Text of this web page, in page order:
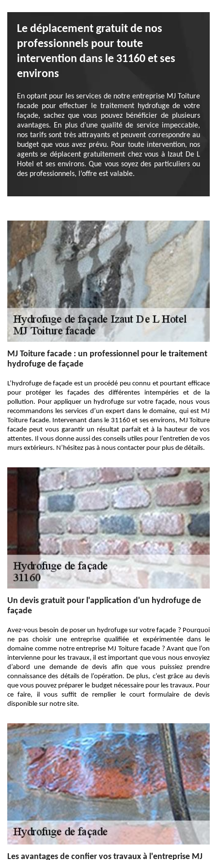
Le déplacement gratuit de nos
professionnels pour toute
intervention dans le 31160 et ses
environs
En optant pour les services de notre entreprise MJ Toiture
facade pour effectuer le traitement hydrofuge de votre
façade, sachez que vous pouvez bénéficier de plusieurs
avantages. En plus d’une qualité de service impeccable,
nos tarifs sont très attrayants et peuvent correspondre au
budget que vous avez prévu. Pour toute intervention, nos
agents se déplacent gratuitement chez vous à Izaut De L
Hotel et ses environs. Que vous soyez des particuliers ou
des professionnels, l’offre est valable.
MJ Toiture facade : un professionnel pour le traitement
hydrofuge de façade
L’hydrofuge de façade est un procédé peu connu et pourtant efficace
pour protéger les façades des différentes intempéries et de la
pollution. Pour appliquer un hydrofuge sur votre façade, nous vous
recommandons les services d’un expert dans le domaine, qui est MJ
Toiture facade. Intervenant dans le 31160 et ses environs, MJ Toiture
facade peut vous garantir un résultat parfait et à la hauteur de vos
attentes. Il vous donne aussi des conseils utiles pour l’entretien de vos
murs extérieurs. N’hésitez pas à nous contacter pour plus de détails.
Un devis gratuit pour l'application d'un hydrofuge de
façade
Avez-vous besoin de poser un hydrofuge sur votre façade ? Pourquoi
ne pas choisir une entreprise qualifiée et expérimentée dans le
domaine comme notre entreprise MJ Toiture facade ? Avant que l’on
intervienne pour les travaux, il est important que vous nous envoyiez
d’abord une demande de devis afin que vous puissiez prendre
connaissance des détails de l’opération. De plus, c’est grâce au devis
que vous pouvez préparer le budget nécessaire pour les travaux. Pour
ce faire, il vous suffit de remplier le court formulaire de devis
disponible sur notre site.
Les avantages de confier vos travaux à l'entreprise MJ